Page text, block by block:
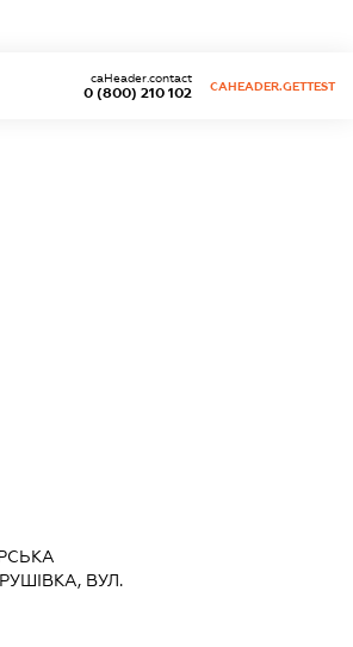
0 (800) 210 102
caHeader.contact
CAHEADER.GETTEST
ВУЛ.